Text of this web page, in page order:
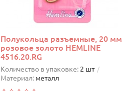
Полукольца разъемные, 20 мм
розовое золото HEMLINE
4516.20.RG
Количество в упаковке: 2 шт
Материал: металл